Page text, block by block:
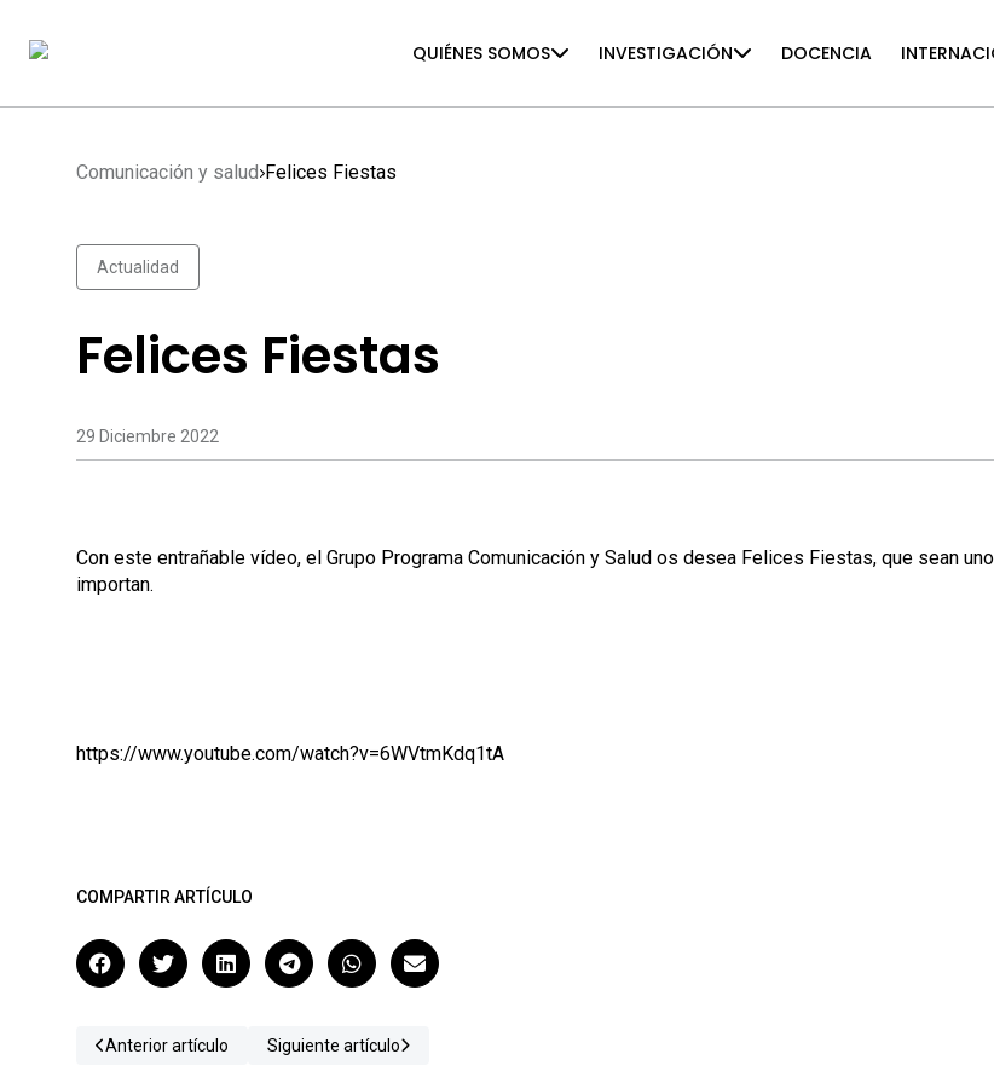
QUIÉNES SOMOS INVESTIGACIÓN DOCENCIA
Comunicación y salud Felices Fiestas
Actualidad
Felices Fiestas
29 Diciembre 2022
Con este entrañable vídeo, el Grupo Programa Comunicación y Salud os desea Felices Fiestas, que sean
importan.
https://www.youtube.com/watch?v=6WVtmKdq1tA
COMPARTIR ARTÍCULO
Anterior artículo Siguiente artículo